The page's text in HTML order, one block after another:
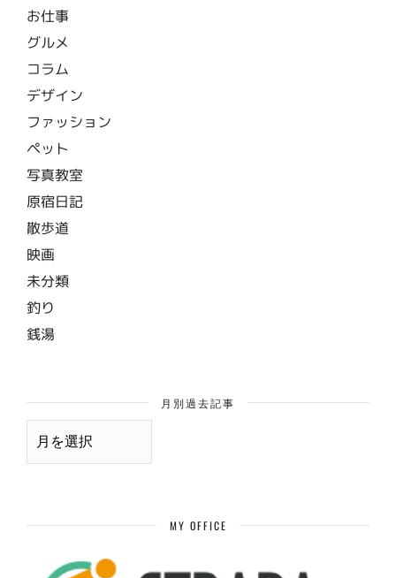
お仕事
グルメ
コラム
デザイン
ファッション
ペット
写真教室
原宿日記
散歩道
映画
未分類
釣り
銭湯
月別過去記事
月
MY OFFICE